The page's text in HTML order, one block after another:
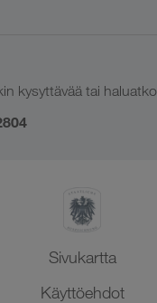
kysyttävää tai
Sivukartta
Käyttöehdot